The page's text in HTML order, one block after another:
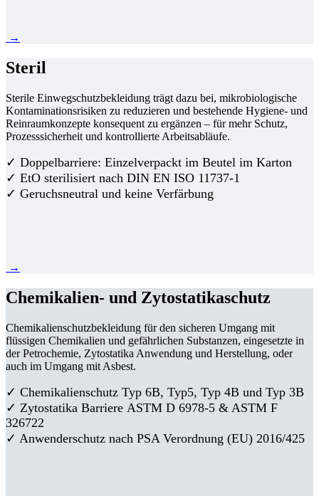
→
Steril
Sterile Einwegschutzbekleidung trägt dazu bei, mikrobiologische
Kontaminationsrisiken zu reduzieren und bestehende Hygiene- und
Reinraumkonzepte konsequent zu ergänzen – für mehr Schutz,
Prozesssicherheit und kontrollierte Arbeitsabläufe.
✓ Doppelbarriere: Einzelverpackt im Beutel im Karton
✓ EtO sterilisiert nach DIN EN ISO 11737-1
✓ Geruchsneutral und keine Verfärbung
→
Chemikalien- und Zytostatikaschutz
Chemikalienschutzbekleidung für den sicheren Umgang mit
flüssigen Chemikalien und gefährlichen Substanzen, eingesetzte in
der Petrochemie, Zytostatika Anwendung und Herstellung, oder
auch im Umgang mit Asbest.
✓ Chemikalienschutz Typ 6B, Typ5, Typ 4B und Typ 3B
✓ Zytostatika Barriere ASTM D 6978-5 & ASTM F
326722
✓ Anwenderschutz nach PSA Verordnung (EU) 2016/425